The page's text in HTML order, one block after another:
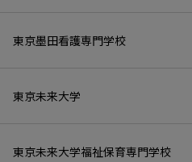
東京墨田看護専門学校
東京未来大学
東京未来大学福祉保育専門学校